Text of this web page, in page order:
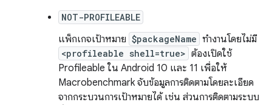
NOT-PROFILEABLE
แพ็กเกจเป้าหมาย $packageName ทำงานโดยไม่มี
<profileable shell=true> ต้องเปิดใช้
Profileable ใน Android 10 และ 11 เพื่อให้
Macrobenchmark จับข้อมูลการติดตามโดยละเอียด
จากกระบวนการเป้าหมายได้ เช่น ส่วนการติดตามระบบ